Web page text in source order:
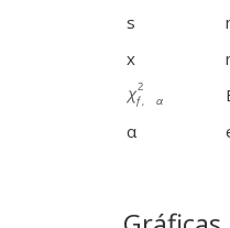
s
x
α